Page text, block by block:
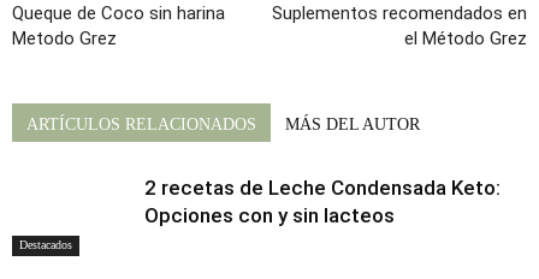
Queque de Coco sin harina
Metodo Grez
Suplementos recomendados en
el Método Grez
ARTÍCULOS RELACIONADOS MÁS DEL AUTOR
Destacados
2 recetas de Leche Condensada Keto:
Opciones con y sin lacteos